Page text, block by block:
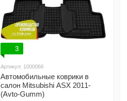
3
Артикул: 1000066
Автомобильные коврики в
салон Mitsubishi ASX 2011-
(Avto-Gumm)